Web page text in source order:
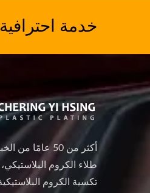
خدمة
أكثر من 50 عامًا
تكسية الكروم